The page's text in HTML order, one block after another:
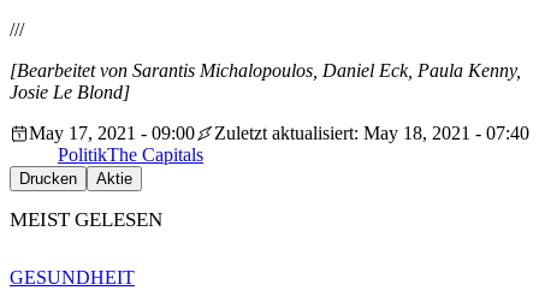
///
[Bearbeitet von Sarantis Michalopoulos, Daniel Eck, Paula Kenny,
Josie Le Blond]
May 17, 2021 - 09:00
Zuletzt aktualisiert: May 18, 2021 - 07:40
PolitikThe Capitals
Drucken Aktie
MEIST GELESEN
GESUNDHEIT